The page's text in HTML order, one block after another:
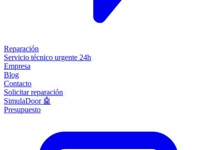
Reparación
Servicio técnico urgente 24h
Empresa
Blog
Contacto
Solicitar reparación
SimulaDoor 🤖
Presupuesto